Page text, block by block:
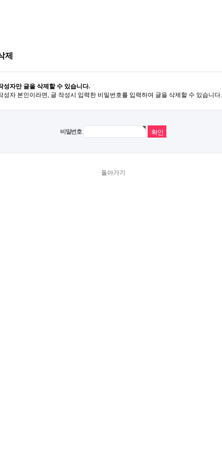
제
성자만 글을 삭제할 수 있습니다.
성자 본인이라면, 글 작성시 입력한 비밀번호를 입력하여 글을 삭제할 수 있습니다.
비밀번호
돌아가기